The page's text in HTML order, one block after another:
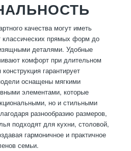
качества могут иметь
классических прямых форм до
деталями. Удобные
комфорт при длительном
гарантирует
оснащены мягкими
элементами, которые
но и стильными
разнообразию размеров,
подходят для кухни, столовой,
гармоничное и практичное
семьи.